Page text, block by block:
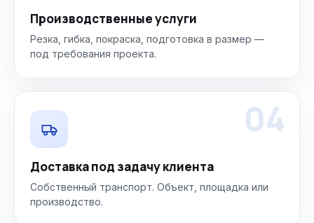
Производственные услуги
Резка, гибка, покраска, подготовка в размер —
под требования проекта.
04
Доставка под задачу клиента
Собственный транспорт. Объект, площадка или
производство.